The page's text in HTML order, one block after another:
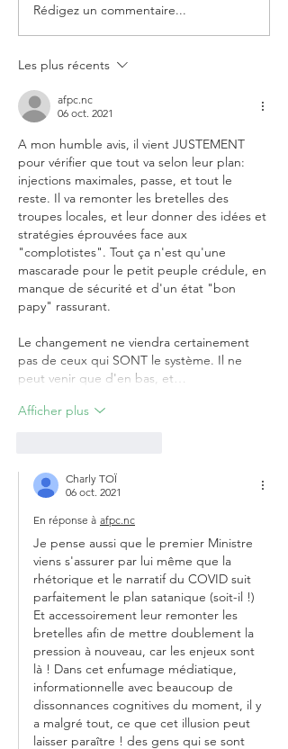
Courrier au Gouvernement
NC - Arrêt immédiat des
vaccins ARN Anticovid 19
Rédigez un commentaire...
Les plus récents
afpc.nc
06 oct. 2021
A mon humble avis, il vient JUSTEMENT
pour vérifier que tout va selon leur plan:
injections maximales, passe, et tout le
reste. Il va remonter les bretelles des
troupes locales, et leur donner des idées et
stratégies éprouvées face aux
"complotistes". Tout ça n'est qu'une
mascarade pour le petit peuple crédule, en
manque de sécurité et d'un état "bon
papy" rassurant.
Le changement ne viendra certainement
pas de ceux qui SONT le système. Il ne
peut venir que d'en bas, et…
Afficher plus
Charly TOÏ
06 oct. 2021
En réponse à afpc.nc
Je pense aussi que le premier Ministre
viens s'assurer par lui même que la
rhétorique et le narratif du COVID suit
parfaitement le plan satanique (soit-il !)
Et accessoirement leur remonter les
bretelles afin de mettre doublement la
pression à nouveau, car les enjeux sont
là ! Dans cet enfumage médiatique,
informationnelle avec beaucoup de
dissonnances cognitives du moment, il y
a malgré tout, ce que cet illusion peut
laisser paraître ! des gens qui se sont